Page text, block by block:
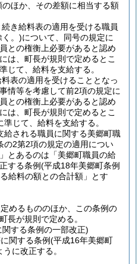
のほか、その差額に相当する額
き給料表の適用を受ける職員
く。)について、同号の規定に
との権衡上必要があると認め
は、町長が規則で定めるとこ
じて、給料を支給する。
表の適用を受けることとなっ
情等を考慮して前2項の規定に
との権衡上必要があると認め
は、町長が規則で定めるとこ
じて、給料を支給する。
給される職員に関する美郷町職
の2第2項の規定の適用につい
とあるのは「美郷町職員の給
する条例(平成18年美郷町条例
給料の額との合計額」とす
めるもののほか、この条例の
長が規則で定める。
する条例の一部改正)
関する条例(平成16年美郷町
に改正する。